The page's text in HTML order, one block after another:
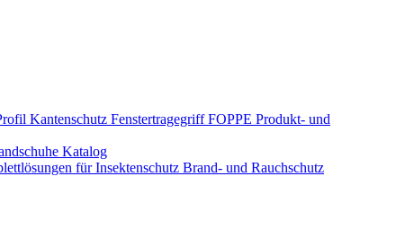
Kantenschutz Fenstertragegriff FOPPE Produkt- und
Katalog
für Insektenschutz Brand- und Rauchschutz​